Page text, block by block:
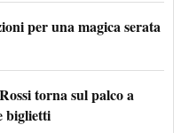
per una magica serata
torna sul palco a
biglietti